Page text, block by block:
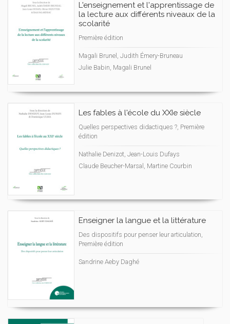
L'enseignement et l'apprentissage de
la lecture aux différents niveaux de la
scolarité
Première édition
Magali Brunel, Judith Émery-Bruneau
Julie Babin, Magali Brunel
Les fables à l'école du XXIe siècle
Quelles perspectives didactiques ?, Première
édition
Nathalie Denizot, Jean-Louis Dufays
Claude Beucher-Marsal, Martine Courbin
Enseigner la langue et la littérature
Des dispositifs pour penser leur articulation,
Première édition
Sandrine Aeby Daghé